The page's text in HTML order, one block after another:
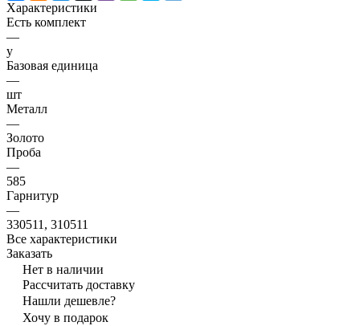
Характеристики
Есть комплект
—
y
Базовая единица
—
шт
Металл
—
Золото
Проба
—
585
Гарнитур
—
330511, 310511
Все характеристики
Заказать
Нет в наличии
Рассчитать доставку
Нашли дешевле?
Хочу в подарок